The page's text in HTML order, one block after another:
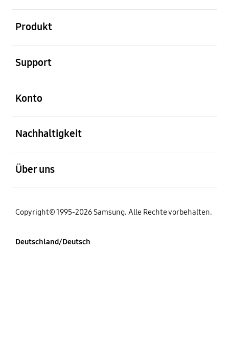
Produkt
Support
Konto
Nachhaltigkeit
Über uns
Copyright© 1995-2026 Samsung. Alle Rechte vorbehalten.
Deutschland/Deutsch